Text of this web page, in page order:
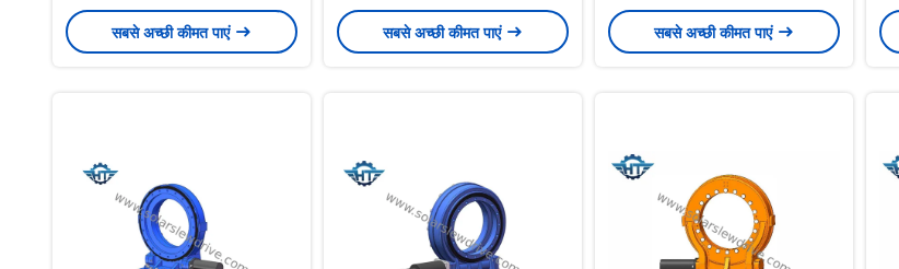
सबसे अच्छी कीमत पाएं
स्लीव ड्राइव
सबसे अच्छी कीमत पाएं
स्मॉल बैकलैश के साथ
सबसे अच्छी कीमत पाएं